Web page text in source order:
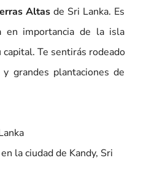
Altas de Sri Lanka. Es
en importancia de la isla
Te sentirás rodeado
grandes plantaciones de
la ciudad de Kandy, Sri